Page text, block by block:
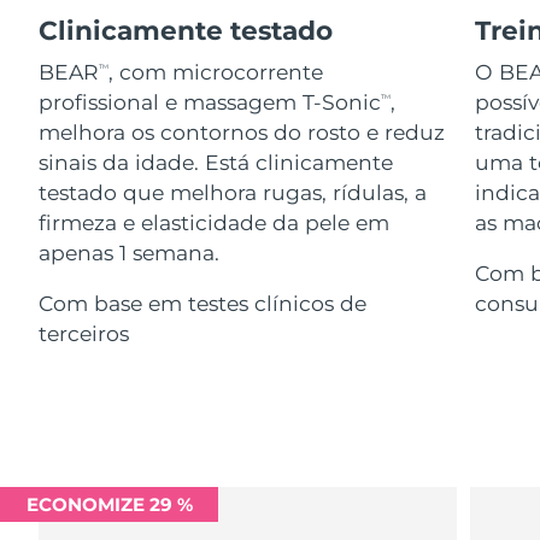
Clinicamente testado
BEARTM, com microcorrente
profissional e massagem T-SonicTM,
melhora os contornos do rosto e reduz
sinais da idade. Está clinicamente
testado que melhora rugas, rídulas, a
firmeza e elasticidade da pele em
apenas 1 semana.
Com base em testes clínicos de
terceiros
O
uma
as
Com
ECONOMIZE 29 %
Advanced pore care essentials
Serum
For healthy hair
issa™ Teeth Whitening Gel
18% PAP
Cosméticos Homens
Comprar todos
FOREO APP
Itália Entrega prevista 10/8/26
Japão Entrega prevista 13/8/26
Jersey Entrega prevista 15/8/26
12/8/26
Kuwait
Lituânia